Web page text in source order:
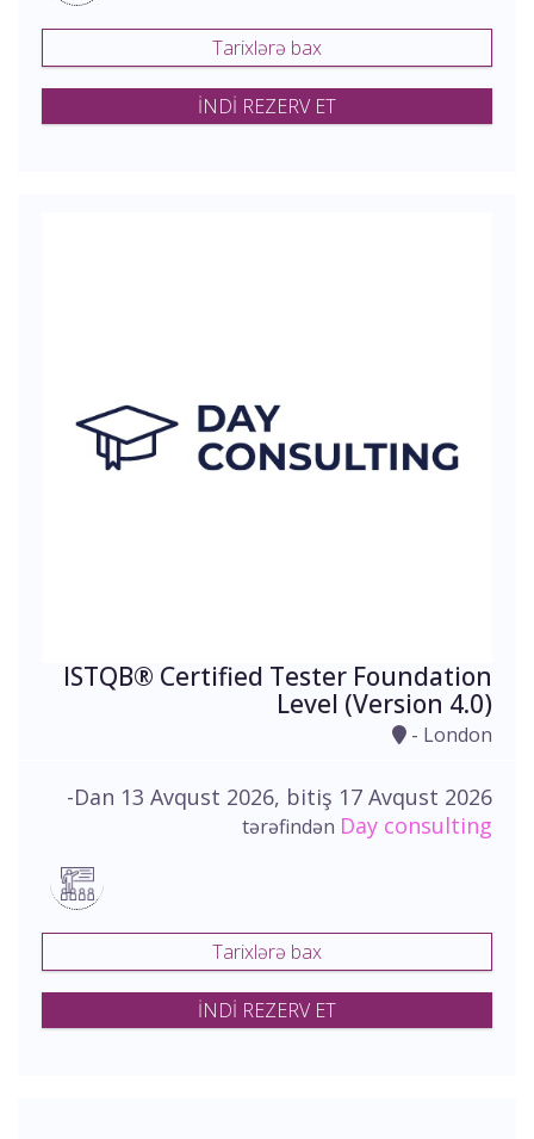
Tarixlərə bax
İNDİ REZERV ET
ISTQB® Certified Tester Foundation
Level (Version 4.0)
- London
-Dan 13 Avqust 2026, bitiş 17 Avqust 2026
tərəfindən Day consulting
Tarixlərə bax
İNDİ REZERV ET